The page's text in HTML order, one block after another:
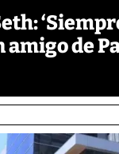
amigo de